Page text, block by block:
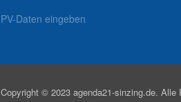
PV-Daten eingeben
Copyright © 2023 agenda21-sinzing.de. Alle